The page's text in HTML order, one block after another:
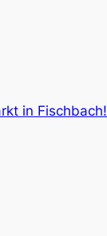
in Fischbach!